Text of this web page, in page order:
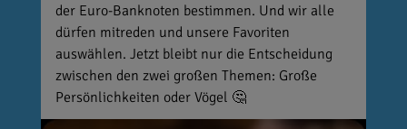
der Euro-Banknoten bestimmen. Und wir alle
dürfen mitreden und unsere Favoriten
auswählen. Jetzt bleibt nur die Entscheidung
zwischen den zwei großen Themen: Große
Persönlichkeiten oder Vögel 🤔